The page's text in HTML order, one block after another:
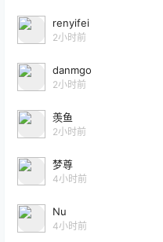
renyifei
2小时前
danmgo
2小时前
羡鱼
2小时前
梦尊
4小时前
Nu
4小时前